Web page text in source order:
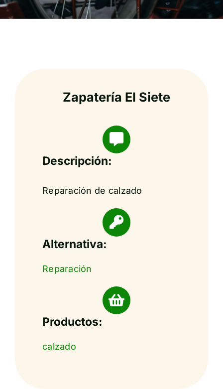
Zapatería El Siete
Descripción:
Reparación de calzado
Alternativa:
Reparación
Productos:
calzado